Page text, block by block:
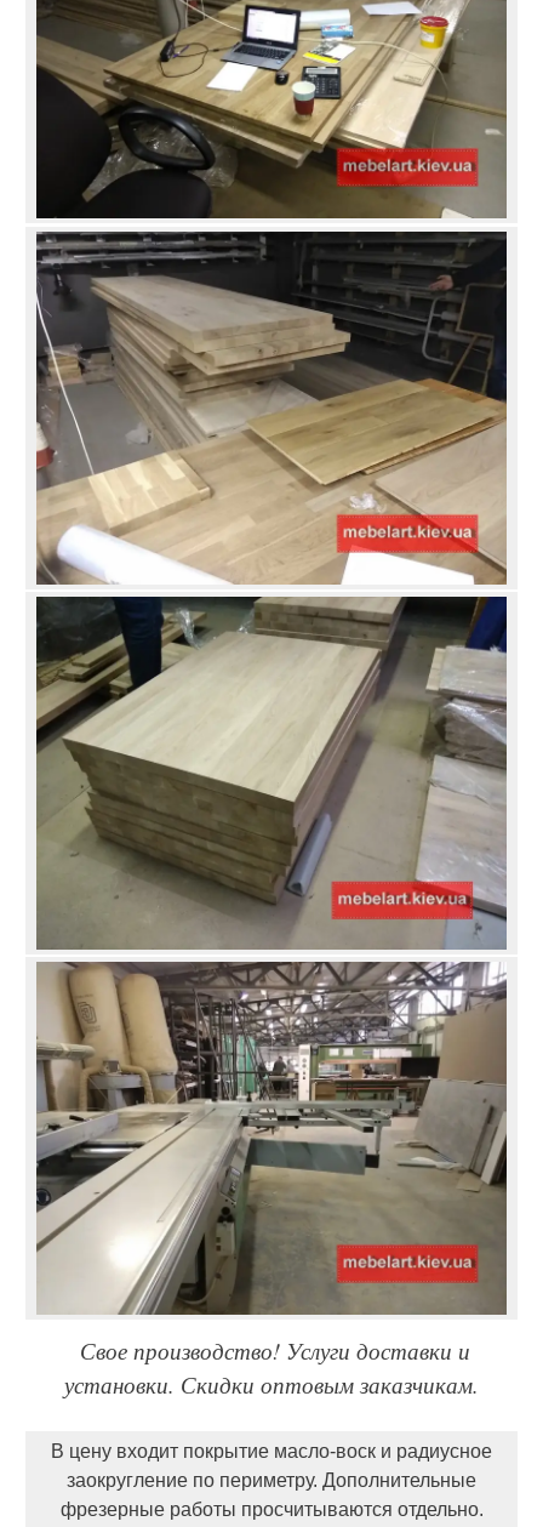
Свое производство! Услуги доставки и
установки. Скидки оптовым заказчикам.
В цену входит покрытие масло-воск и радиусное
заокругление по периметру. Дополнительные
фрезерные работы просчитываются отдельно.